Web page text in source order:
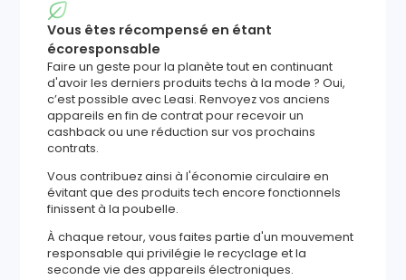
Vous êtes récompensé en étant
écoresponsable
Faire un geste pour la planète tout en continuant
d'avoir les derniers produits techs à la mode ? Oui,
c’est possible avec Leasi. Renvoyez vos anciens
appareils en fin de contrat pour recevoir un
cashback ou une réduction sur vos prochains
contrats.
Vous contribuez ainsi à l'économie circulaire en
évitant que des produits tech encore fonctionnels
finissent à la poubelle.
À chaque retour, vous faites partie d'un mouvement
responsable qui privilégie le recyclage et la
seconde vie des appareils électroniques.